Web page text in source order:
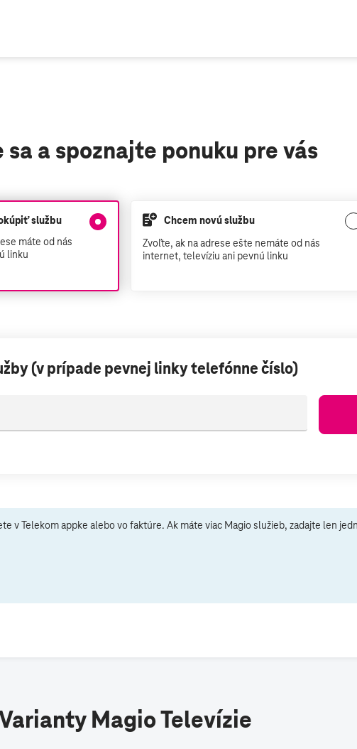
sa a spoznajte ponuku pre vás
službu
máte od nás
linku
Chcem novú službu
Zvoľte, ak na adrese ešte nemáte od nás
internet, televíziu ani pevnú linku
(v prípade pevnej linky telefónne číslo)
v Telekom appke alebo vo faktúre. Ak máte viac Magio služieb, zadajte len
Varianty Magio Televízie